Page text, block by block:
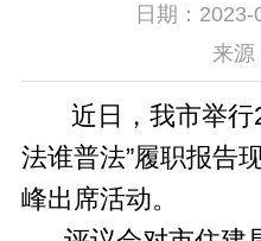
日期：
来源
近日，我市举行
法谁普法”履职报告
峰出席活动。